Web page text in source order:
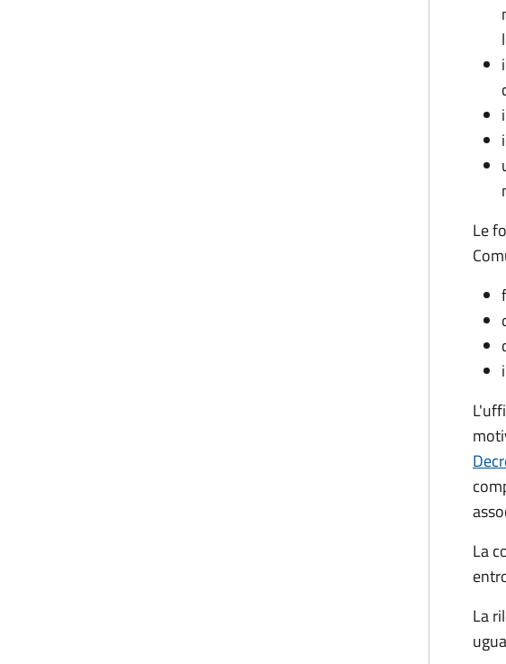
Le
La
La